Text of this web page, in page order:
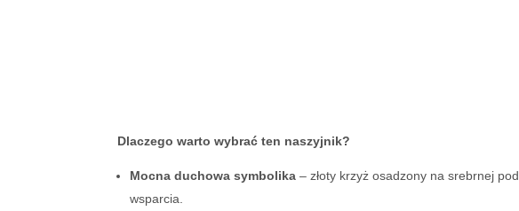
Dlaczego warto wybrać ten naszyjnik?
Mocna duchowa symbolika – złoty krzyż osadzony na srebrnej
wsparcia.